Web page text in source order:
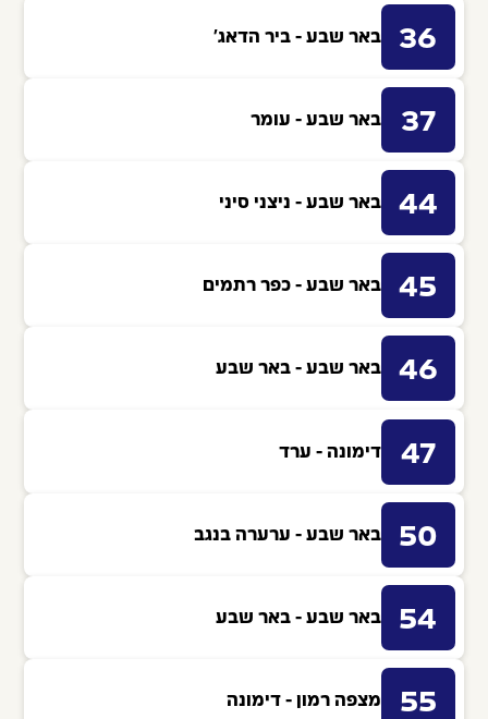
36 באר שבע - ביר הדאג'
37 באר שבע - עומר
44 באר שבע - ניצני סיני
45 באר שבע - כפר רתמים
46 באר שבע - באר שבע
47 דימונה - ערד
50 באר שבע - ערערה בנגב
54 באר שבע - באר שבע
55 מצפה רמון - דימונה